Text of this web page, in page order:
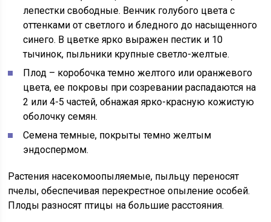
лепестки свободные. Венчик голубого цвета с
оттенками от светлого и бледного до насыщенного
синего. В цветке ярко выражен пестик и 10
тычинок, пыльники крупные светло-желтые.
Плод – коробочка темно желтого или оранжевого
цвета, ее покровы при созревании распадаются на
2 или 4-5 частей, обнажая ярко-красную кожистую
оболочку семян.
Семена темные, покрыты темно желтым
эндоспермом.
Растения насекомоопыляемые, пыльцу переносят
пчелы, обеспечивая перекрестное опыление особей.
Плоды разносят птицы на большие расстояния.